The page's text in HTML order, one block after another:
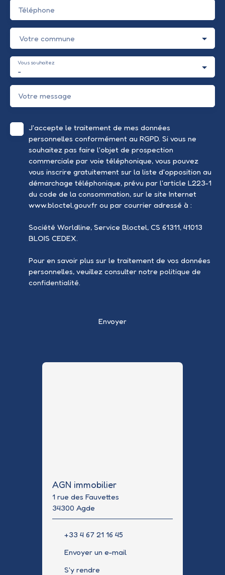
Téléphone
Votre commune
-
Vous souhaitez
Votre message
J'accepte le traitement de mes données
personnelles conformément au RGPD. Si vous ne
souhaitez pas faire l'objet de prospection
commerciale par voie téléphonique, vous pouvez
vous inscrire gratuitement sur la liste d'opposition au
démarchage téléphonique, prévu par l'article L223-1
du code de la consommation, sur le site Internet
www.bloctel.gouv.fr ou par courrier adressé à :
Société Worldline, Service Bloctel, CS 61311, 41013
BLOIS CEDEX.
Pour en savoir plus sur le traitement de vos données
personnelles, veuillez consulter notre politique de
confidentialité.
Envoyer
AGN immobilier
1 rue des Fauvettes
34300 Agde
+33 4 67 21 16 45
Envoyer un e-mail
S'y rendre